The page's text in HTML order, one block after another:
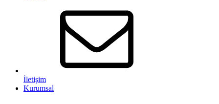
İletişim
Kurumsal